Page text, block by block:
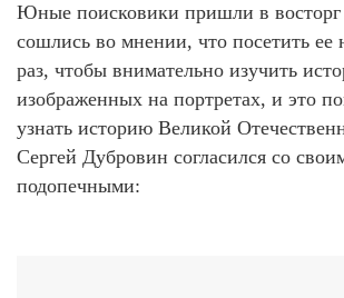
Юные поисковики пришли в восторг
сошлись во мнении, что посетить ее
раз, чтобы внимательно изучить
изображенных на портретах, и это
узнать историю Великой
Сергей Дубровин согласился со
подопечными: